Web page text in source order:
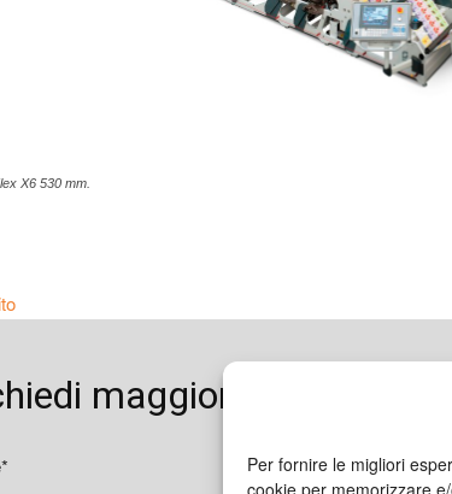
Per fornire le migliori
cookie per memorizzare
X6 530 mm.
maggiori informazioni